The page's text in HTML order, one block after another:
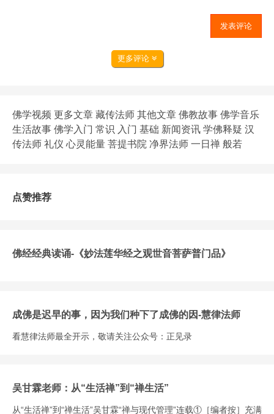
发表评论
更多评论
佛学视频 更多文章 藏传法师 其他文章 佛教故事 佛学音乐
生活故事 佛学入门 常识 入门 基础 新闻资讯 学佛释疑 汉
传法师 礼仪 心灵能量 菩提书院 净界法师 一日禅 般若
点赞推荐
佛经经典读诵-《妙法莲华经之观世音菩萨普门品》
成佛是迟早的事，因为我们种下了成佛的因-慧律法师
看慧律法师最全开示，敬请关注公众号：正见录
吴甘霖老师：从“生活禅”到“禅生活”
从“生活禅”到“禅生活”吴甘霖“禅与现代管理”连载①［编者按］充满